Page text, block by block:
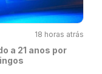
18 horas atrás
a 21 anos por